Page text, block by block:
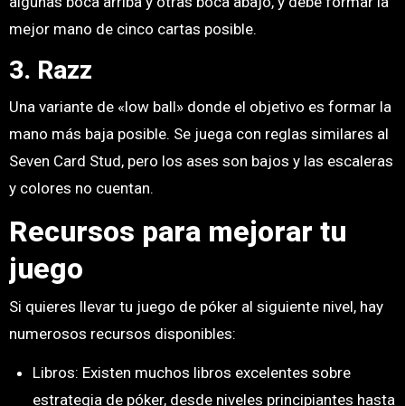
mejor mano de cinco cartas posible.
3. Razz
Una variante de «low ball» donde el objetivo es formar la
mano más baja posible. Se juega con reglas similares al
Seven Card Stud, pero los ases son bajos y las escaleras
y colores no cuentan.
Recursos para mejorar tu
juego
Si quieres llevar tu juego de póker al siguiente nivel, hay
numerosos recursos disponibles:
Libros: Existen muchos libros excelentes sobre
estrategia de póker, desde niveles principiantes hasta